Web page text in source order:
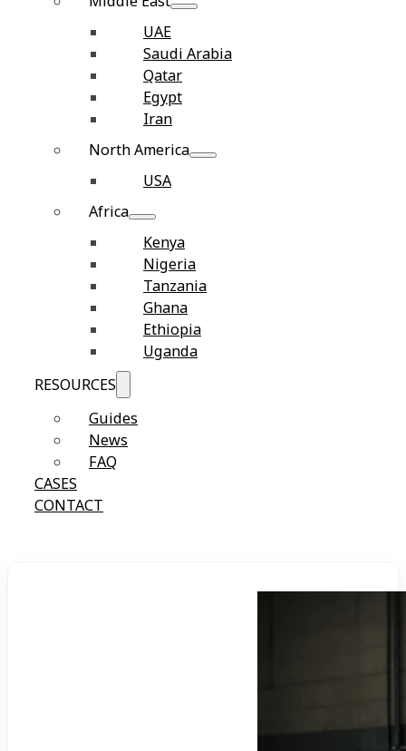
UAE
Saudi Arabia
Qatar
Egypt
Iran
North America
USA
Africa
Kenya
Nigeria
Tanzania
Ghana
Ethiopia
Uganda
RESOURCES
Guides
News
FAQ
CASES
CONTACT